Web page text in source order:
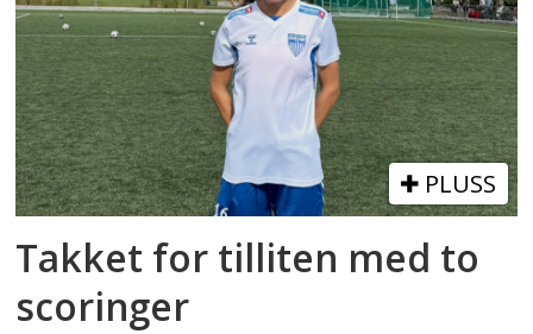
PLUSS
Takket for tilliten med to
scoringer